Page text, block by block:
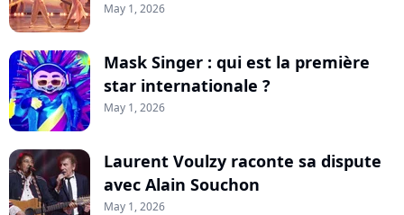
May 1, 2026
Mask Singer : qui est la première
star internationale ?
May 1, 2026
Laurent Voulzy raconte sa dispute
avec Alain Souchon
May 1, 2026